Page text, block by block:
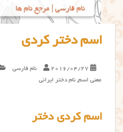
اسم دختر کردی
2016/04/27 نام فارسی
معنی اسم, نام دختر ایرانی
اسم کردی دختر